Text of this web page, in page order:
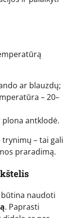
ar blauzdų;
– 20–
antklodė.
– tai gali
praradimą.
naudoti
. Paprasti